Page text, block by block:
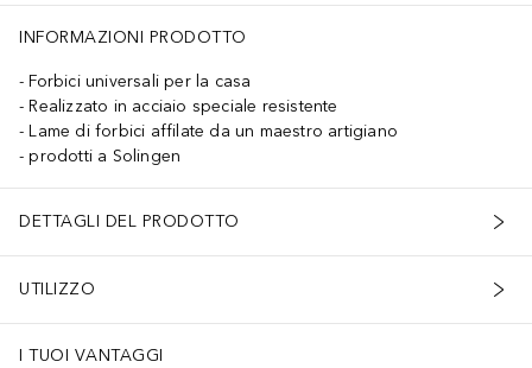
INFORMAZIONI PRODOTTO
Forbici universali per la casa
Realizzato in acciaio speciale resistente
Lame di forbici affilate da un maestro artigiano
prodotti a Solingen
DETTAGLI DEL PRODOTTO
UTILIZZO
I TUOI VANTAGGI